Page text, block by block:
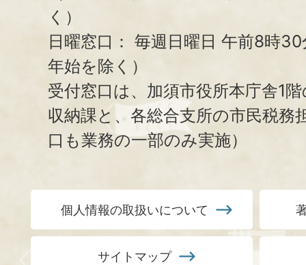
く）
日曜窓口： 毎週日曜日 午前8時
年始を除く）
受付窓口は、加須市役所本庁舎1
収納課と、 各総合支所の市民税務
口も業務の一部のみ実施）
個人情報の取扱いについて
サイトマップ